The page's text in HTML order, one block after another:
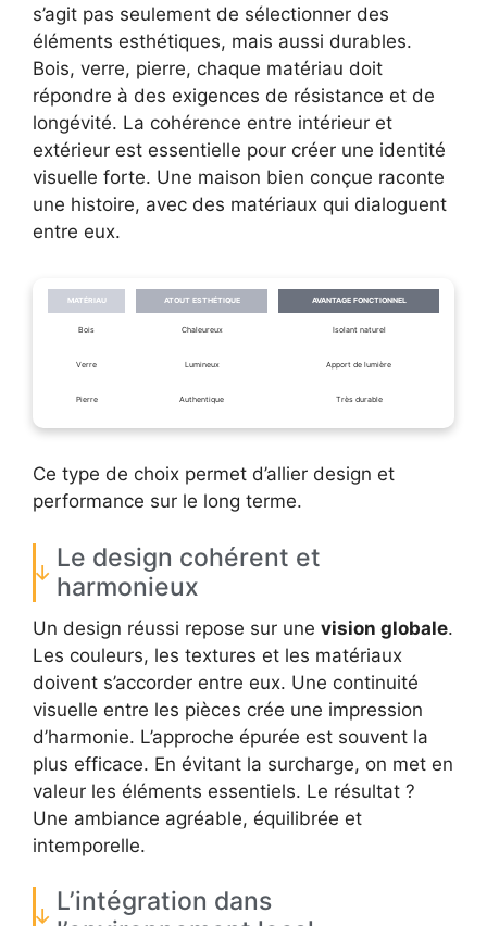
s’agit pas seulement de sélectionner des
éléments esthétiques, mais aussi durables.
Bois, verre, pierre, chaque matériau doit
répondre à des exigences de résistance et de
longévité. La cohérence entre intérieur et
extérieur est essentielle pour créer une identité
visuelle forte. Une maison bien conçue raconte
une histoire, avec des matériaux qui dialoguent
entre eux.
MATÉRIAU ATOUT ESTHÉTIQUE AVANTAGE FONCTIONNEL
Bois Chaleureux Isolant naturel
Verre Lumineux Apport de lumière
Pierre Authentique Très durable
Ce type de choix permet d’allier design et
performance sur le long terme.
Le design cohérent et
harmonieux
Un design réussi repose sur une vision globale.
Les couleurs, les textures et les matériaux
doivent s’accorder entre eux. Une continuité
visuelle entre les pièces crée une impression
d’harmonie. L’approche épurée est souvent la
plus efficace. En évitant la surcharge, on met en
valeur les éléments essentiels. Le résultat ?
Une ambiance agréable, équilibrée et
intemporelle.
L’intégration dans